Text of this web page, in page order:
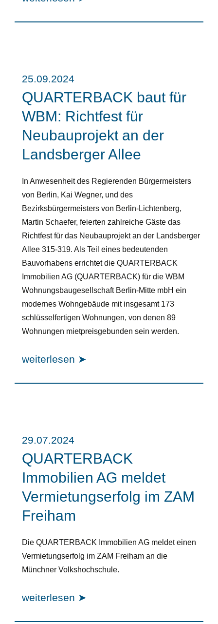
25.09.2024
QUARTERBACK baut für
WBM: Richtfest für
Neubauprojekt an der
Landsberger Allee
In Anwesenheit des Regierenden Bürgermeisters
von Berlin, Kai Wegner, und des
Bezirksbürgermeisters von Berlin-Lichtenberg,
Martin Schaefer, feierten zahlreiche Gäste das
Richtfest für das Neubauprojekt an der Landsberger
Allee 315-319. Als Teil eines bedeutenden
Bauvorhabens errichtet die QUARTERBACK
Immobilien AG (QUARTERBACK) für die WBM
Wohnungsbaugesellschaft Berlin-Mitte mbH ein
modernes Wohngebäude mit insgesamt 173
schlüsselfertigen Wohnungen, von denen 89
Wohnungen mietpreisgebunden sein werden.
weiterlesen ➤
29.07.2024
QUARTERBACK
Immobilien AG meldet
Vermietungserfolg im ZAM
Freiham
Die QUARTERBACK Immobilien AG meldet einen
Vermietungserfolg im ZAM Freiham an die
Münchner Volkshochschule.
weiterlesen ➤